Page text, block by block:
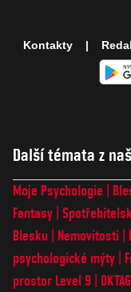
Další témata z
Moje Psychologie
Fantasy
Blesku
Nemovitosti
psychologické mýty
prostor Level 9
Kontakty